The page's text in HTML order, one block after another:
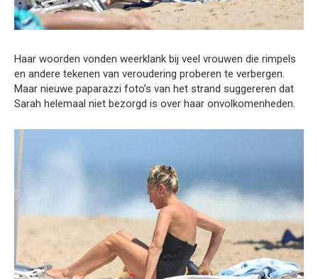
Haar woorden vonden weerklank bij veel vrouwen die rimpels
en andere tekenen van veroudering proberen te verbergen.
Maar nieuwe paparazzi foto’s van het strand suggereren dat
Sarah helemaal niet bezorgd is over haar onvolkomenheden.